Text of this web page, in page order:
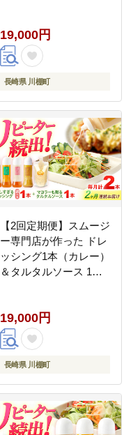
19,000円
長崎県 川棚町
【2回定期便】スムージ
ー専門店が作った ドレ
ッシング1本（カレー）
＆タルタルソース 1個
19,000円
長崎県 川棚町